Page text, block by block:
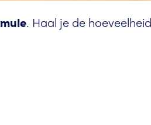
. Haal je de hoeveelheid